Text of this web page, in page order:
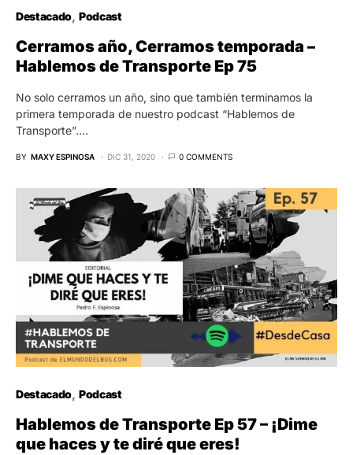
Destacado Podcast
Cerramos año, Cerramos temporada –
Hablemos de Transporte Ep 75
No solo cerramos un año, sino que también terminamos la
primera temporada de nuestro podcast “Hablemos de
Transporte”.…
BY MAXY ESPINOSA DIC 31, 2020 0 COMMENTS
Destacado Podcast
Hablemos de Transporte Ep 57 – ¡Dime
que haces y te diré que eres!